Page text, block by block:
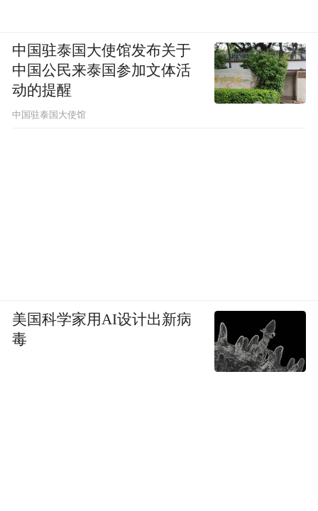
中国驻泰国大使馆发布关于
中国公民来泰国参加文体活
动的提醒
中国驻泰国大使馆
美国科学家用AI设计出新病
毒